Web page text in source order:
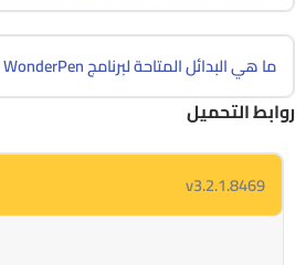
ما هي البدائل المتاحة لبرنامج TominLab WonderPen؟
روابط التحميل
v3.2.1.8469